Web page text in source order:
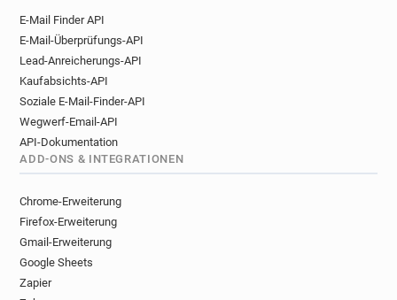
E-Mail Finder API
E-Mail-Überprüfungs-API
Lead-Anreicherungs-API
Kaufabsichts-API
Soziale E-Mail-Finder-API
Wegwerf-Email-API
API-Dokumentation
ADD-ONS & INTEGRATIONEN
Chrome-Erweiterung
Firefox-Erweiterung
Gmail-Erweiterung
Google Sheets
Zapier